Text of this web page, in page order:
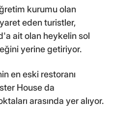
kurumu olan
eden turistler,
ait olan heykelin sol
yerine getiriyor.
en eski restoranı
House da
arasında yer alıyor.